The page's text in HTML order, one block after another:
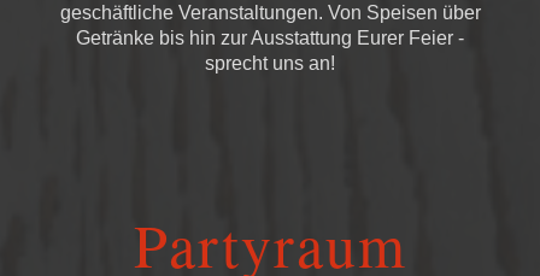
geschäftliche Veranstaltungen. Von Speisen über
Getränke bis hin zur Ausstattung Eurer Feier -
sprecht uns an!
Partyraum